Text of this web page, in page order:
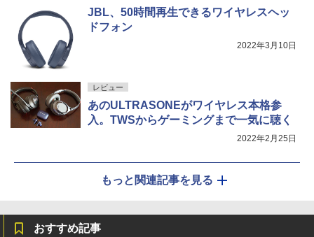
JBL、50時間再生できるワイヤレスヘッ
ドフォン
2022年3月10日
レビュー
あのULTRASONEがワイヤレス本格参
入。TWSからゲーミングまで一気に聴く
2022年2月25日
もっと関連記事を見る
おすすめ記事